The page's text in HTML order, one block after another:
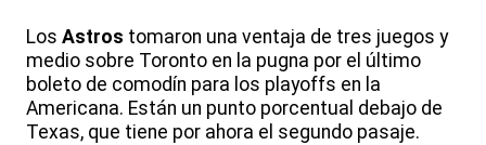
Los Astros tomaron una ventaja de tres juegos y
medio sobre Toronto en la pugna por el último
boleto de comodín para los playoffs en la
Americana. Están un punto porcentual debajo de
Texas, que tiene por ahora el segundo pasaje.